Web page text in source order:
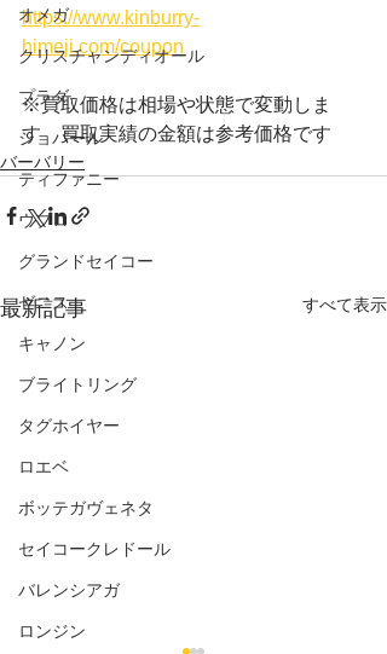
オメガ
クリスチャンディオール
プラダ
ショパール
ティファニー
ウブロ
グランドセイコー
ゼニス
キャノン
ブライトリング
タグホイヤー
ロエベ
ボッテガヴェネタ
セイコークレドール
バレンシアガ
ロンジン
https://www.kinburry-
himeji.com/coupon
※買取価格は相場や状態で変動しま
す　買取実績の金額は参考価格です
バーバリー
最新記事 すべて表示